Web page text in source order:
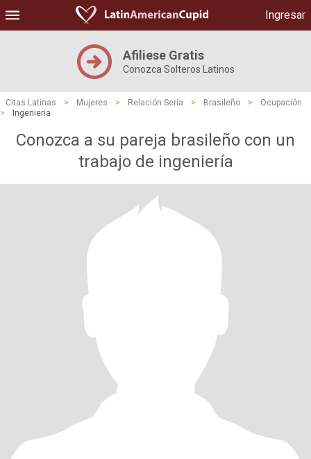
Ingresar
Afiliese Gratis
Conozca Solteros Latinos
Citas Latinas > Mujeres > Relación Seria > Brasileño >
Ocupación
>
Ingenieria
Conozca a su pareja brasileño con un
trabajo de ingeniería